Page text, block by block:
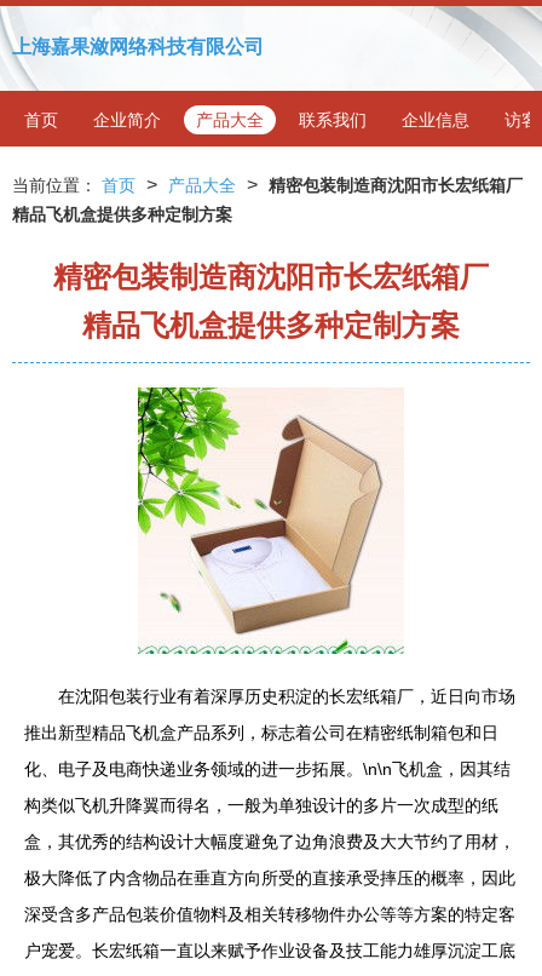
上海嘉果潋网络科技有限公司
首页 企业简介 产品大全 联系我们 企业信息 访客
当前位置： 首页 > 产品大全 > 精密包装制造商沈阳市长宏纸箱厂
精品飞机盒提供多种定制方案
精密包装制造商沈阳市长宏纸箱厂
精品飞机盒提供多种定制方案
在沈阳包装行业有着深厚历史积淀的长宏纸箱厂，近日向市场
推出新型精品飞机盒产品系列，标志着公司在精密纸制箱包和日
化、电子及电商快递业务领域的进一步拓展。\n\n飞机盒，因其结
构类似飞机升降翼而得名，一般为单独设计的多片一次成型的纸
盒，其优秀的结构设计大幅度避免了边角浪费及大大节约了用材，
极大降低了内含物品在垂直方向所受的直接承受摔压的概率，因此
深受含多产品包装价值物料及相关转移物件办公等等方案的特定客
户宠爱。长宏纸箱一直以来赋予作业设备及技工能力雄厚沉淀工底